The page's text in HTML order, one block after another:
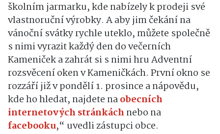
školním jarmarku, kde nabízely k prodeji své
vlastnoruční výrobky. A aby jim čekání na
vánoční svátky rychle uteklo, můžete společně
s nimi vyrazit každý den do večerních
Kameniček a zahrát si s nimi hru Adventní
rozsvěcení oken v Kameničkách. První okno se
rozzáří již v pondělí 1. prosince a nápovědu,
kde ho hledat, najdete naobecních
internetových stránkách nebo na
facebooku,“ uvedli zástupci obce.